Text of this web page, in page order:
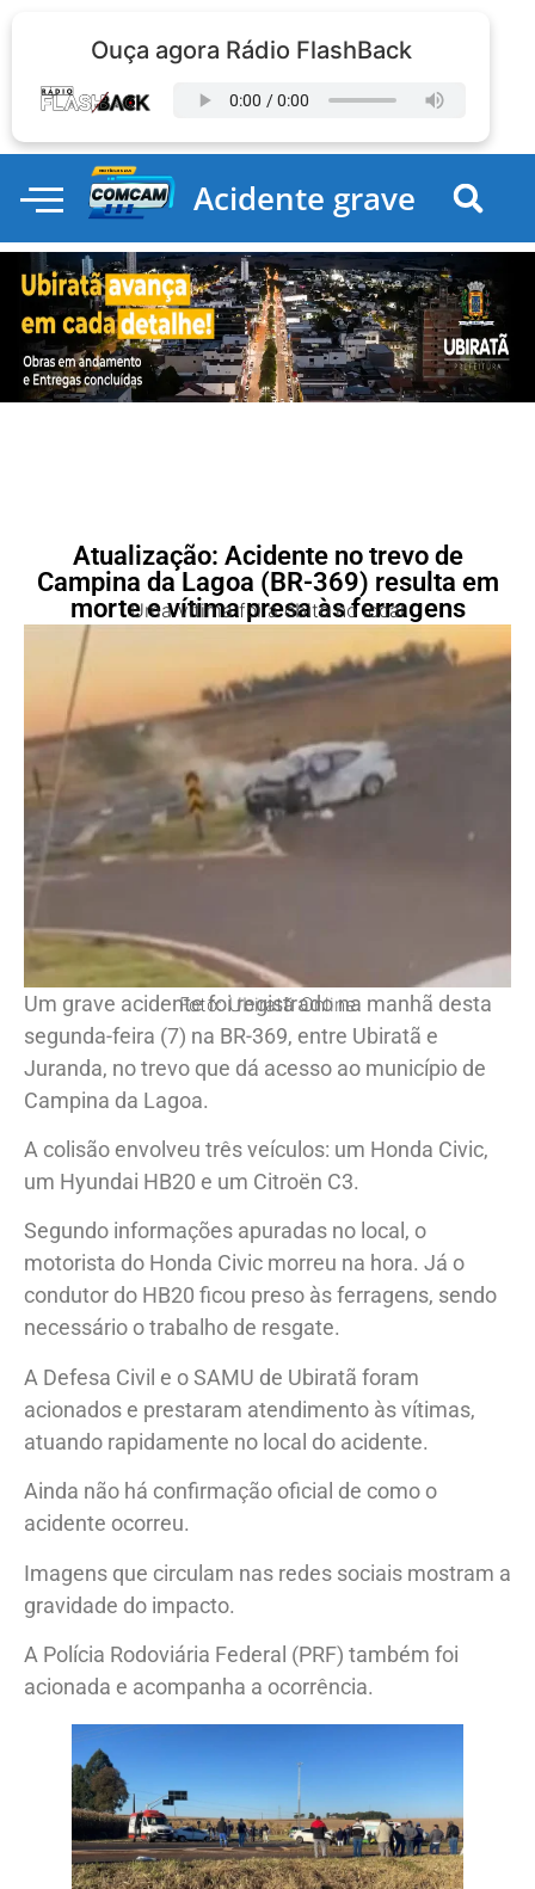
Ouça agora Rádio FlashBack
Acidente grave
Atualização: Acidente no trevo de
Campina da Lagoa (BR-369) resulta em
morte e vítima presa às ferragens
Uma vítima foi a óbito no local
Foto: Ubiratã Online
Um grave acidente foi registrado na manhã desta
segunda-feira (7) na BR-369, entre Ubiratã e
Juranda, no trevo que dá acesso ao município de
Campina da Lagoa.
A colisão envolveu três veículos: um Honda Civic,
um Hyundai HB20 e um Citroën C3.
Segundo informações apuradas no local, o
motorista do Honda Civic morreu na hora. Já o
condutor do HB20 ficou preso às ferragens, sendo
necessário o trabalho de resgate.
A Defesa Civil e o SAMU de Ubiratã foram
acionados e prestaram atendimento às vítimas,
atuando rapidamente no local do acidente.
Ainda não há confirmação oficial de como o
acidente ocorreu.
Imagens que circulam nas redes sociais mostram a
gravidade do impacto.
A Polícia Rodoviária Federal (PRF) também foi
acionada e acompanha a ocorrência.